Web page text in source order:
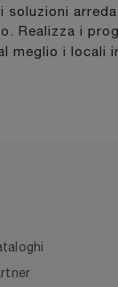
Realizza i
meglio i locali